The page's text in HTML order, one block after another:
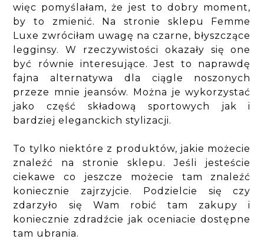
więc pomyślałam, że jest to dobry moment,
by to zmienić. Na stronie sklepu Femme
Luxe zwróciłam uwagę na czarne, błyszczące
legginsy. W rzeczywistości okazały się one
być równie interesujące. Jest to naprawdę
fajna alternatywa dla ciągle noszonych
przeze mnie jeansów. Można je wykorzystać
jako część składową sportowych jak i
bardziej eleganckich stylizacji.
To tylko niektóre z produktów, jakie możecie
znaleźć na stronie sklepu. Jeśli jesteście
ciekawe co jeszcze możecie tam znaleźć
koniecznie zajrzyjcie. Podzielcie się czy
zdarzyło się Wam robić tam zakupy i
koniecznie zdradźcie jak oceniacie dostępne
tam ubrania.